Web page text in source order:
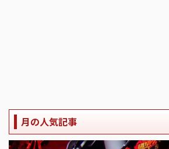
月の人気記事